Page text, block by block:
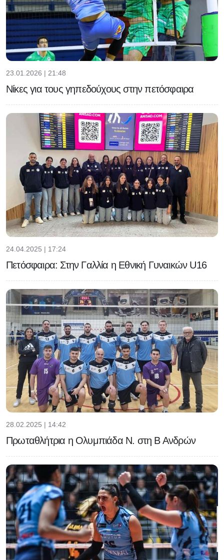
23.01.2026 | 21:48
Νίκες για τους γηπεδούχους στην πετόσφαιρα
24.04.2025 | 17:24
Πετόσφαιρα: Στην Γαλλία η Εθνική Γυναικών U16
28.02.2025 | 14:42
Πρωταθλήτρια η Ολυμπιάδα Ν. στη Β Ανδρών